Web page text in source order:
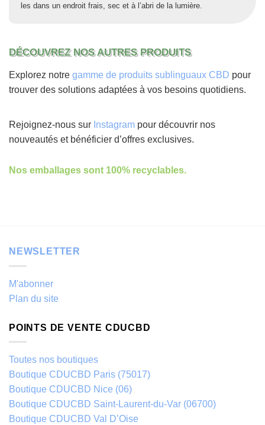
les dans un endroit frais, sec et à l’abri de la lumière.
DÉCOUVREZ NOS AUTRES PRODUITS
Explorez notre gamme de produits sublinguaux CBD pour
trouver des solutions adaptées à vos besoins quotidiens.
Rejoignez-nous sur Instagram pour découvrir nos
nouveautés et bénéficier d’offres exclusives.
Nos emballages sont 100% recyclables.
NEWSLETTER
M'abonner
Plan du site
POINTS DE VENTE CDUCBD
Toutes nos boutiques
Boutique CDUCBD Paris (75017)
Boutique CDUCBD Nice (06)
Boutique CDUCBD Saint-Laurent-du-Var (06700)
Boutique CDUCBD Val D’Oise